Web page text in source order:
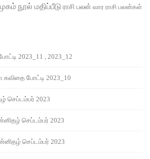
நூல் மதிப்பீடு ராசி பலன் வார ராசி பலன்கள்
2023_11 , 2023_12
கவிதை போட்டி 2023_10
செப்டம்பர் 2023
செப்டம்பர் 2023
செப்டம்பர் 2023